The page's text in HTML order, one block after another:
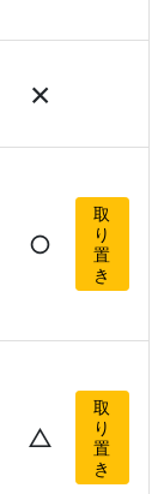
×
○
取
り
置
き
△
取
り
置
き